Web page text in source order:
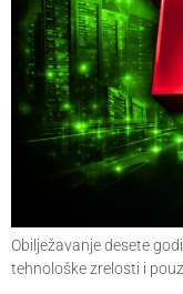
Obilježavanje desete
tehnološke zrelosti i